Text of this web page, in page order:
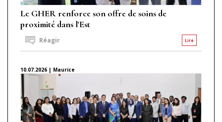
Le GHER renforce son offre de soins de
proximité dans l'Est
Lire
Réagir
10.07.2026 | Maurice